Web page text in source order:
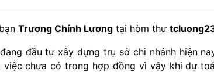
Trương Chính Lương tại hòm thư
đầu tư xây dựng trụ sở chi nhánh hiện
việc chưa có trong hợp đồng vì vậy khi dự